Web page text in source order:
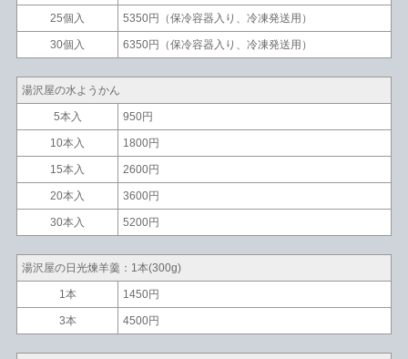
25個入 5350円（保冷容器入り、冷凍発送用）
30個入 6350円（保冷容器入り、冷凍発送用）
湯沢屋の水ようかん
5本入 950円
10本入 1800円
15本入 2600円
20本入 3600円
30本入 5200円
湯沢屋の日光煉羊羹：1本(300g)
1本 1450円
3本 4500円